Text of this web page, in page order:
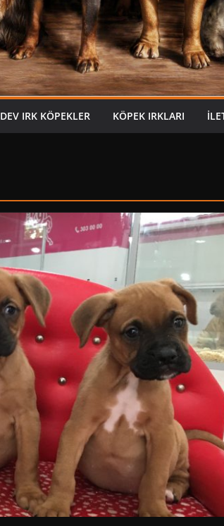
DEV IRK KÖPEKLER KÖPEK IRKLARI